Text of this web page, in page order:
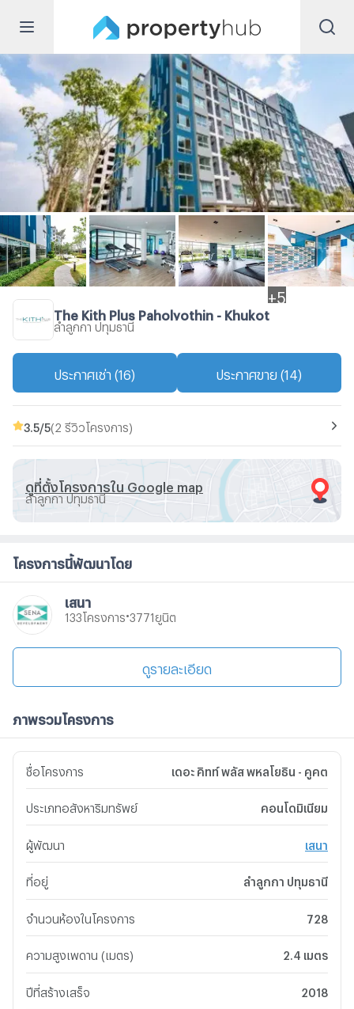
+ 5
The Kith Plus Paholyothin - Khukot
ลำลูกกา ปทุมธานี
ประกาศเช่า (16) ประกาศขาย (14)
3.5/5(2 รีวิวโครงการ)
ดูที่ตั้งโครงการใน Google map
ลำลูกกา ปทุมธานี
โครงการนี้พัฒนาโดย
เสนา
133โครงการ 3771 ยูนิต
ดูรายละเอียด
ภาพรวมโครงการ
ชื่อโครงการ เดอะ คิทท์ พลัส พหลโยธิน - คูคต
ประเภทอสังหาริมทรัพย์ คอนโดมิเนียม
ผู้พัฒนา เสนา
ที่อยู่ ลำลูกกา ปทุมธานี
จำนวนห้องในโครงการ 728
ความสูงเพดาน (เมตร) 2.4 เมตร
ปีที่สร้างเสร็จ 2018